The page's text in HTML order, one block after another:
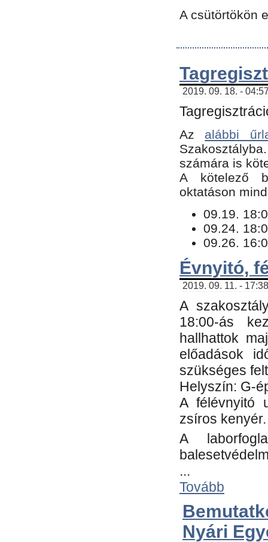
A csütörtökön
2019. 09. 18. -
Az alábbi
számára is
​A kötelező
oktatáson
09.19.
09.24.
09.26.
Évnyitó,
2019. 09. 11. -
A
18:00-ás
hallhattok
előadások
szükséges
Helyszín: G-
A félévnyitó
zsíros kenyér.
A
...
Tovább
Nyári